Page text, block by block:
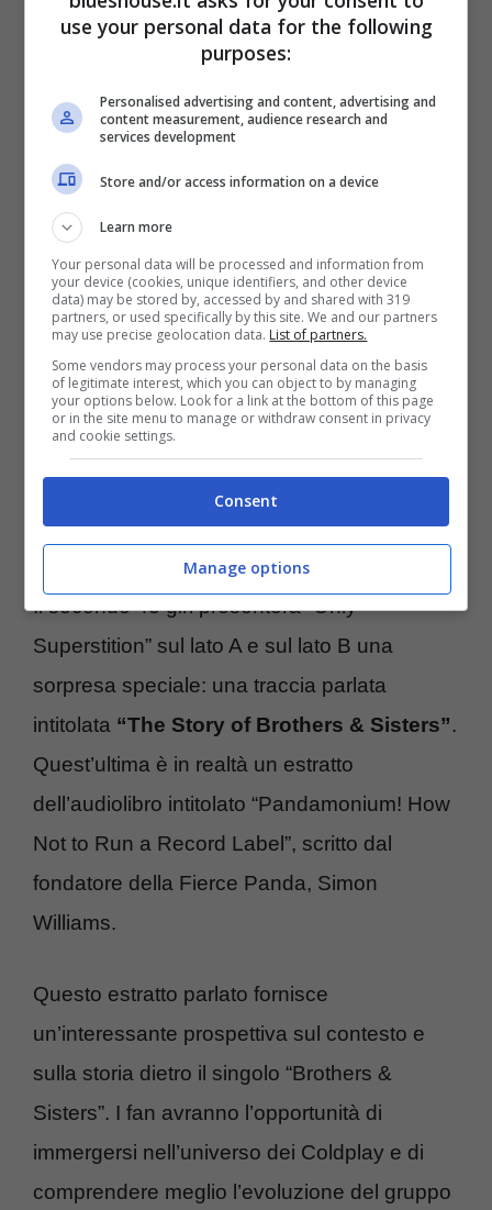
oggi rappresenta un qualcosa di molto
ambito dai collezionisti. Il doppio 45 giri,
sarà pubblicato il prossimo 15 novembre
sarà curato dalla stessa etichetta
indipendente che ha lanciato il singolo
originale nel 1999: la Fierce Panda.
Questo particolare dettaglio aggiunge un
tocco di autenticità alla ristampa,
sottolineando l’importanza e l’influenza che il
singolo ha avuto nella carriera dei Coldplay. Il
primo 45 giri includerà la traccia principale,
“Brothers & Sisters”, sul lato A e “Easy to
Il secondo 45 giri presenterà “Only
Superstition” sul lato A e sul lato B una
sorpresa speciale: una traccia parlata
intitolata “The Story of Brothers & Sisters”.
Quest’ultima è in realtà un estratto
dell’audiolibro intitolato “Pandamonium! How
Not to Run a Record Label”, scritto dal
fondatore della Fierce Panda, Simon
Williams.
Questo estratto parlato fornisce
un’interessante prospettiva sul contesto e
sulla storia dietro il singolo “Brothers &
Sisters”. I fan avranno l’opportunità di
immergersi nell’universo dei Coldplay e di
comprendere meglio l’evoluzione del gruppo
use your personal data for the following
purposes:
Personalised advertising and content, advertising and
content measurement, audience research and
services development
Store and/or access information on a device
Learn more
Your personal data will be processed and information from
your device (cookies, unique identifiers, and other device
data) may be stored by, accessed by and shared with 319
partners, or used specifically by this site. We and our partners
may use precise geolocation data. List of partners.
Some vendors may process your personal data on the basis
of legitimate interest, which you can object to by managing
your options below. Look for a link at the bottom of this page
or in the site menu to manage or withdraw consent in privacy
and cookie settings.
Consent
Manage options